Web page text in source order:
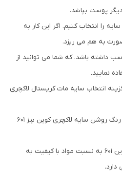
دیگر پوست بپاشد.
را انتخاب کنیم. اگر این کار به
به هم می ریزد.
داشته باشد. که شما می توانید از
نمایید.
انتخاب سایه مات کریستال لاکچری
برای چشم های ریز از سایه های رنگ روشن سایه لاکچری کوین بیز 601
قیمت سایه کریستال لاکچری کوین 601 به نسبت مواد با کیفیت به